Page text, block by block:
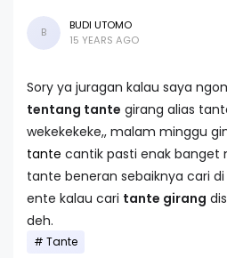
B
BUDI UTOMO
15 YEARS AGO
Sory ya juragan kalau saya
tentang tante girang alias
wekekekeke,, malam minggu
tante cantik pasti enak banget
tante beneran sebaiknya cari
ente kalau cari tante girang
deh.
Tante